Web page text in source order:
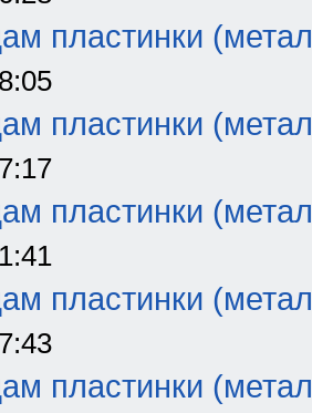
пластинки
пластинки
пластинки
пластинки
пластинки